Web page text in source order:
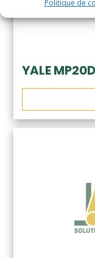
Politique de
YALE